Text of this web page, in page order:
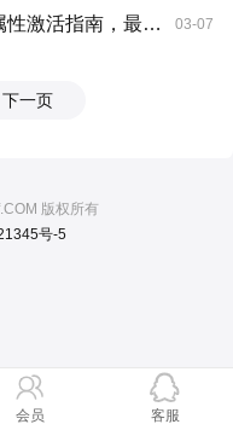
微变传奇SF攻略：无双神衣隐藏属性激活指南，最强搭配一网打尽 03-07
下一页
版权所有
号-5
会员 客服